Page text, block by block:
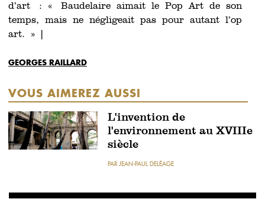
d’art : « Baudelaire aimait le Pop Art de son
temps, mais ne négligeait pas pour autant l’op
art. » ❘
GEORGES RAILLARD
VOUS AIMEREZ AUSSI
L'invention de
l'environnement au XVIIIe
siècle
PAR JEAN-PAUL DELÉAGE